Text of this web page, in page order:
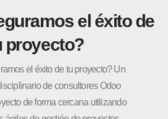
el éxito de
proyecto?
el éxito de tu proyecto? Un
de consultores Odoo
de forma cercana utilizando